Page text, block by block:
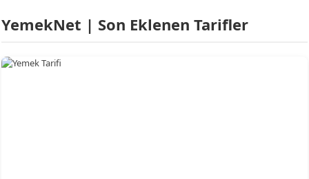
YemekNet | Son Eklenen Tarifler